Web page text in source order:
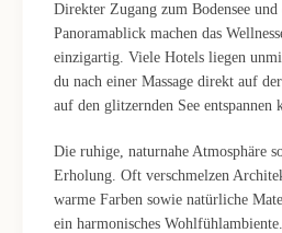
Direkter Zugang zum Bodensee und
Panoramablick machen das
einzigartig. Viele Hotels liegen
du nach einer Massage direkt auf
auf den glitzernden See entspannen
Die ruhige, naturnahe Atmosphäre
Erholung. Oft verschmelzen
warme Farben sowie natürliche
ein harmonisches Wohlfühlambiente.